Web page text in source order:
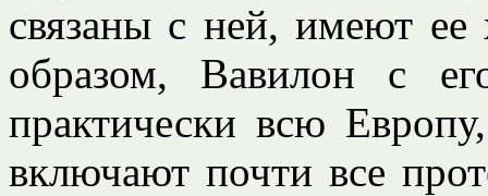
связаны с ней, имеют ее
образом, Вавилон с
практически всю
включают почти все